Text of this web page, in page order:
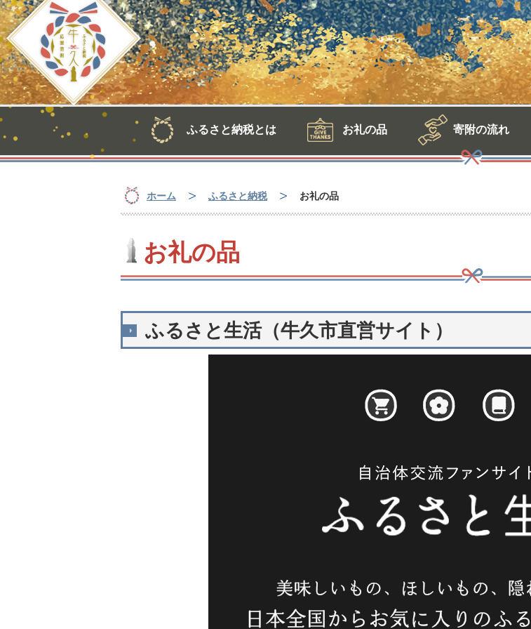
牛久市ふるさと納税サイト
ふるさと納税とは お礼の品 寄附の流れ
ホーム ふるさと納税 お礼の品
お礼の品
ふるさと生活（牛久市直営サイト）